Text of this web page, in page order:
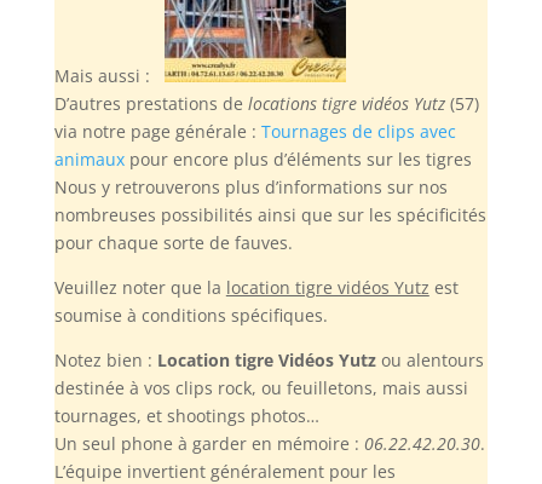
Mais aussi :
D’autres prestations de locations tigre vidéos Yutz(57)
via notre page générale : Tournages de clips avec
animauxpour encore plus d’éléments sur les tigres
Nous y retrouverons plus d’informations sur nos
nombreuses possibilités ainsi que sur les spécificités
pour chaque sorte de fauves.
Veuillez noterque la location tigre vidéos Yutz est
soumise à conditions spécifiques.
Notez bien : Location tigre Vidéos Yutzou alentours
destinée à vos clips rock, ou feuilletons, mais aussi
tournages, et shootings photos…
Un seul phone à garder en mémoire : 06.22.42.20.30.
L’équipe invertient généralement pour les